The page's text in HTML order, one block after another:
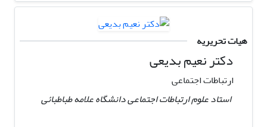
هیات تحریریه
دکتر نعیم بدیعی
ارتباطات اجتماعی
استاد علوم ارتباطات اجتماعی دانشگاه علامه طباطبائی